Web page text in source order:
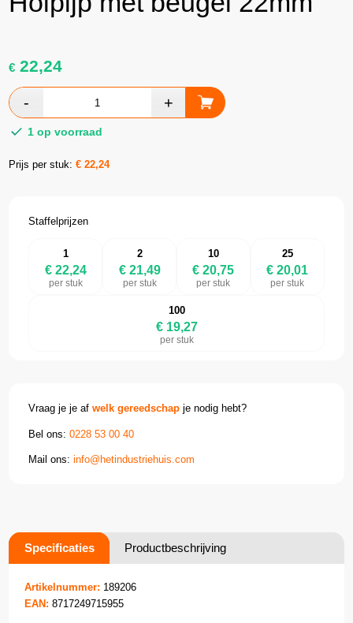
€ 22,24
1 op voorraad
Prijs per stuk:€22,24
Staffelprijzen
1
€ 22,24
per stuk
2
€ 21,49
per stuk
10
€ 20,75
per stuk
25
€ 20,01
per stuk
100
€ 19,27
per stuk
Vraag je je afwelk gereedschap je nodig hebt?
Bel ons:0228 53 00 40
Mail ons:info@hetindustriehuis.com
Specificaties Productbeschrijving
Artikelnummer: 189206
EAN: 8717249715955